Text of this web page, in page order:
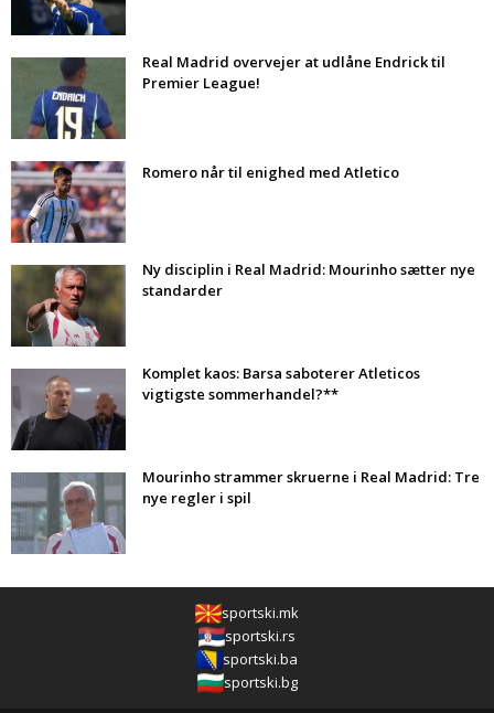
Real Madrid overvejer at udlåne Endrick til
Premier League!
Romero når til enighed med Atletico
Ny disciplin i Real Madrid: Mourinho sætter nye
standarder
Komplet kaos: Barsa saboterer Atleticos
vigtigste sommerhandel?**
Mourinho strammer skruerne i Real Madrid: Tre
nye regler i spil
sportski.mk
sportski.rs
sportski.ba
sportski.bg